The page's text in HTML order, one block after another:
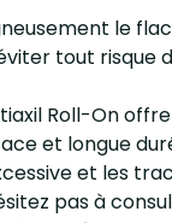
le
tout risque
Roll-On
et longue
et les
pas à